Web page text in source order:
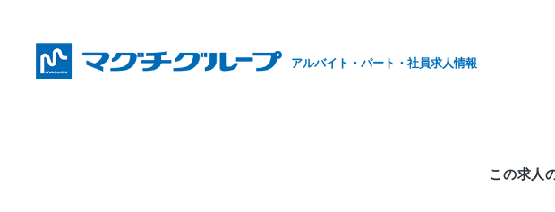
アルバイト・パート・社員求人情報
この求人